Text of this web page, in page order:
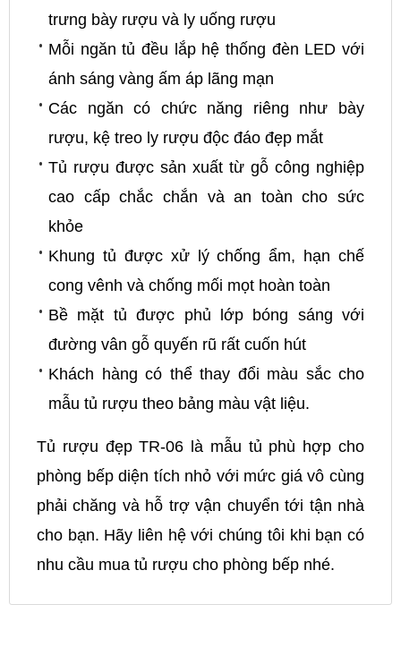
trưng bày rượu và ly uống rượu
Mỗi ngăn tủ đều lắp hệ thống đèn LED với
ánh sáng vàng ấm áp lãng mạn
Các ngăn có chức năng riêng như bày
rượu, kệ treo ly rượu độc đáo đẹp mắt
Tủ rượu được sản xuất từ gỗ công nghiệp
cao cấp chắc chắn và an toàn cho sức
khỏe
Khung tủ được xử lý chống ẩm, hạn chế
cong vênh và chống mối mọt hoàn toàn
Bề mặt tủ được phủ lớp bóng sáng với
đường vân gỗ quyến rũ rất cuốn hút
Khách hàng có thể thay đổi màu sắc cho
mẫu tủ rượu theo bảng màu vật liệu.
Tủ rượu đẹp TR-06 là mẫu tủ phù hợp cho
phòng bếp diện tích nhỏ với mức giá vô cùng
phải chăng và hỗ trợ vận chuyển tới tận nhà
cho bạn. Hãy liên hệ với chúng tôi khi bạn có
nhu cầu mua tủ rượu cho phòng bếp nhé.